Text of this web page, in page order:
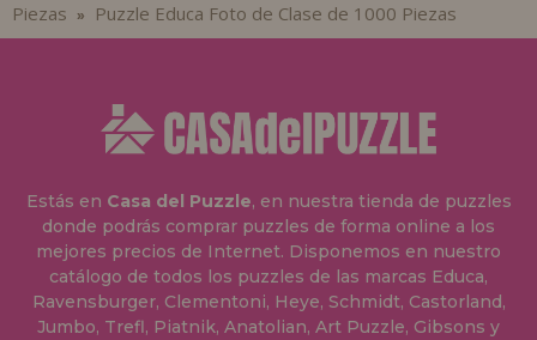
Piezas » Puzzle Educa Foto de Clase de 1000 Piezas
Estás en Casa del Puzzle, en nuestra tienda de puzzles
donde podrás comprar puzzles de forma online a los
mejores precios de Internet. Disponemos en nuestro
catálogo de todos los puzzles de las marcas Educa,
Ravensburger, Clementoni, Heye, Schmidt, Castorland,
Jumbo, Trefl, Piatnik, Anatolian, Art Puzzle, Gibsons y